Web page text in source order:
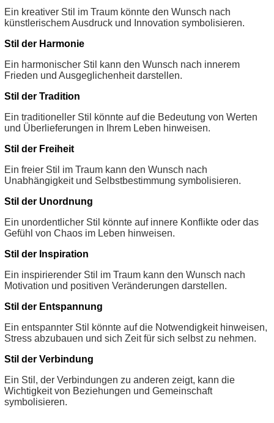
Ein kreativer Stil im Traum könnte den Wunsch nach
künstlerischem Ausdruck und Innovation symbolisieren.
Stil der Harmonie
Ein harmonischer Stil kann den Wunsch nach innerem
Frieden und Ausgeglichenheit darstellen.
Stil der Tradition
Ein traditioneller Stil könnte auf die Bedeutung von Werten
und Überlieferungen in Ihrem Leben hinweisen.
Stil der Freiheit
Ein freier Stil im Traum kann den Wunsch nach
Unabhängigkeit und Selbstbestimmung symbolisieren.
Stil der Unordnung
Ein unordentlicher Stil könnte auf innere Konflikte oder das
Gefühl von Chaos im Leben hinweisen.
Stil der Inspiration
Ein inspirierender Stil im Traum kann den Wunsch nach
Motivation und positiven Veränderungen darstellen.
Stil der Entspannung
Ein entspannter Stil könnte auf die Notwendigkeit hinweisen,
Stress abzubauen und sich Zeit für sich selbst zu nehmen.
Stil der Verbindung
Ein Stil, der Verbindungen zu anderen zeigt, kann die
Wichtigkeit von Beziehungen und Gemeinschaft
symbolisieren.